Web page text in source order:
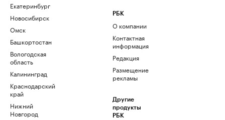
Екатеринбург
Новосибирск
Омск
Башкортостан
Вологодская
область
Калининград
Краснодарский
край
Нижний
Новгород
РБК
О компании
Контактная
информация
Редакция
Размещение
рекламы
Другие
продукты
РБК